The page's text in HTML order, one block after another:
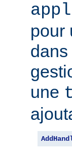
pour
une